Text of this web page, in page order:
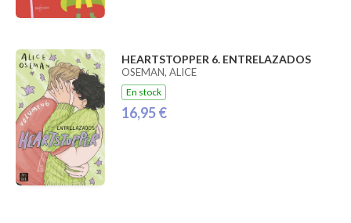
HEARTSTOPPER 6. ENTRELAZADOS
OSEMAN, ALICE
En stock
16,95 €